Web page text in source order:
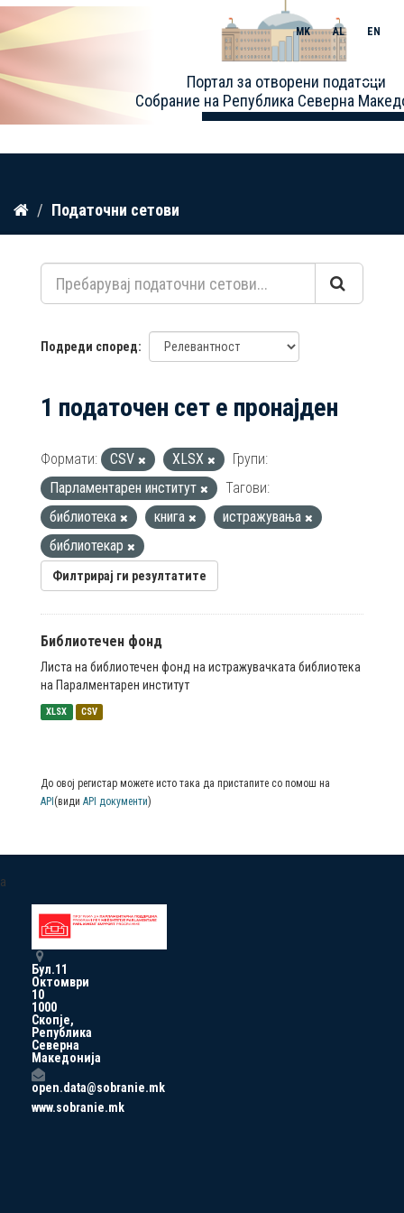
Прескокнете
содржина
Портал за отворени податоци
Собрание на Република Северна
MK AL EN
Toggle
Податочни сетови
Подреди според
1 податочен сет е пронајден
Формати: CSV XLSX
Групи:
Парламентарен институт
Тагови:
библиотека
книга
истражувања
библиотекар
Филтрирај ги резултатите
Библиотечен фонд
Листа на библиотечен фонд на истражувачката библиотека
на Паралментарен институт
XLSX CSV
До овој регистар можете исто така да пристапите со помош на
API (види API документи)
a
Бул.11
Октомври
10
1000
Скопје,
Република
Северна
Македонија
open.data@sobranie.mk
www.sobranie.mk